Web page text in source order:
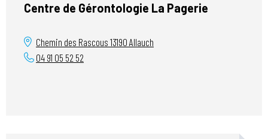
Centre de Gérontologie La Pagerie
Chemin des Rascous 13190 Allauch
04 91 05 52 52